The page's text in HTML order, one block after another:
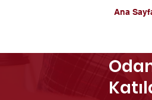
Ana